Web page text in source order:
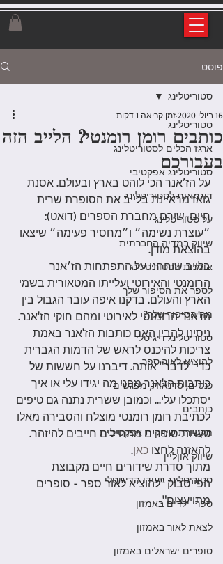
פוסט
סטוריטלינג
ארגז הכלים לסטוריטלינג
סטוריטלינג אפקטיבי
דוגמאות לסטוריטלינג
על סטוריטלינג
שיווק במדיה החברתית
אומנות הסטוריטלינג
לספר את הסיפור שלך
מה הסיפור שלך?
סטוריטלינג דיגיטלי
להוציא לאור ספר
כנסים, סדנאות, מפגשים
כותבים
תקשורת שיווקית אפקטיבית
שיווק אוןליין
סטוריטלינג בעידו הדיגיטלי
ספרי ילדים באמזון
לצאת לאור באמזון
סופרים ישראלים באמזון
סטוריטלינג
כותבים רומן רומנטי? הלייב הזה
בעבורכם
16 ביולי 2020 זמן קריאה 1 דקות
על הז’אנר הכי לוהט בארץ ובעולם. אסנת
גואז מראיינת בלייב את הסופרת שרית
חיים-שירם מחברת הספרים (דואט):
״עוצרת נשימה״ ו״מחסיר פעימה״ שיצאו
בהוצאת מודן.
בלייב שוחחנו על התפתחות הז׳אנר
הרומנטי והאירוטי ועלייתו המטאורית בשמי
הארץ והעולם. בדקנו איפה עובר הגבול בין
הז'אנר הרומנטי לאירוטי ומהם חוקי הז'אנר.
ניסינו להבין האם כותבות הז'אנר באמת
צריכות להיכנס לראש של הדמות הגברית
כדי "לדבר" אותה. דיברנו על חששות של
כותבות הז'אנר מפני מה יגידו עלי או איך
יסתכלו עלי... וכמובן ששרית נתנה גם טיפים
לכתיבת רומן רומנטי מוצלח והסבירה מאלו
טעויות סופרים מתחילים חייבים להיזהר.
להאזנה לחצו כאן.
מתוך סדרת שידורים חיים מקבוצת
הפייסבוק "להוציא לאור ספר - סופרים
מתייעצים".